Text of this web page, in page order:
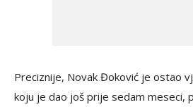
Preciznije, Novak Đoković je ostao
koju je dao još prije sedam meseci,